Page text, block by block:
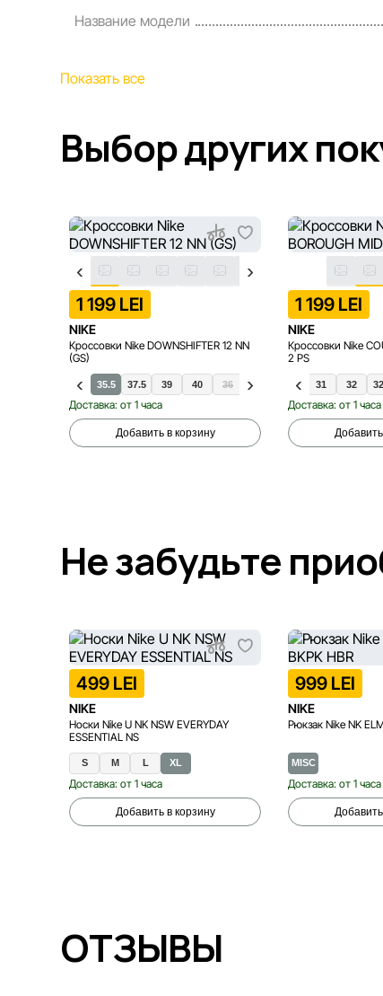
Название модели
Показать все
Выбор других
1 199 LEI
NIKE
Кроссовки Nike DOWNSHIFTER 12 NN
(GS)
35.5 37.5 39 40 36 36.5 38.5
Доставка: от 1 часа
Добавить в корзину
1 199 LEI
NIKE
Кроссовки Nike
2 PS
28 29.5 30 31 32
Доставка: от 1 часа
Не забудьте
499 LEI
NIKE
Носки Nike U NK NSW EVERYDAY
ESSENTIAL NS
S M L XL
Доставка: от 1 часа
Добавить в корзину
999 LEI
NIKE
Рюкзак Nike NK
MISC
Доставка: от 1 часа
ОТЗЫВЫ